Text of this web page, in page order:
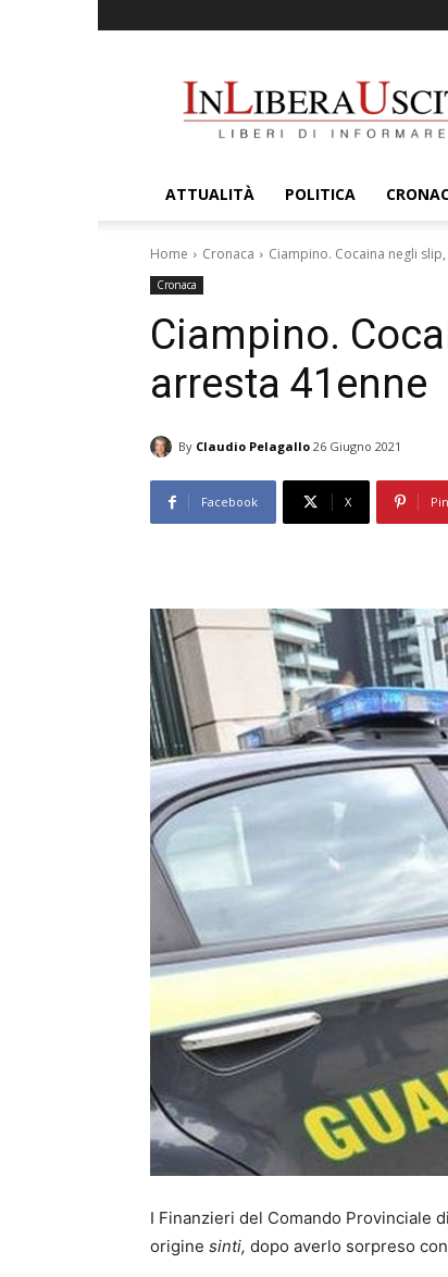
ATTUALITÀ POLITICA
Home Cronaca Ciampino. Cocaina negli
Cronaca
Ciampino.
arresta 41enne
By Claudio Pelagallo 26 Giugno 2021
Facebook X
I Finanzieri del Comando Provinciale
origine sinti, dopo averlo sorpreso